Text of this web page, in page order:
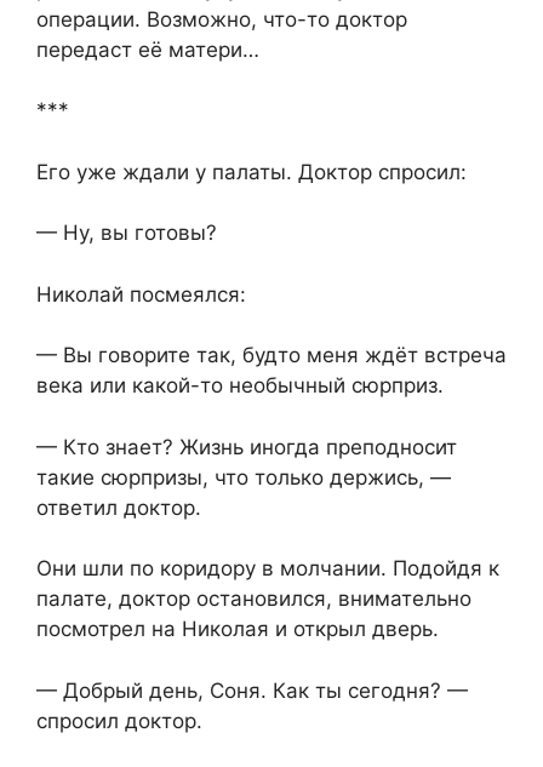
операции. Возможно, что-то доктор
передаст её матери…
***
Его уже ждали у палаты. Доктор спросил:
— Ну, вы готовы?
Николай посмеялся:
— Вы говорите так, будто меня ждёт встреча
века или какой-то необычный сюрприз.
— Кто знает? Жизнь иногда преподносит
такие сюрпризы, что только держись, —
ответил доктор.
Они шли по коридору в молчании. Подойдя к
палате, доктор остановился, внимательно
посмотрел на Николая и открыл дверь.
— Добрый день, Соня. Как ты сегодня? —
спросил доктор.